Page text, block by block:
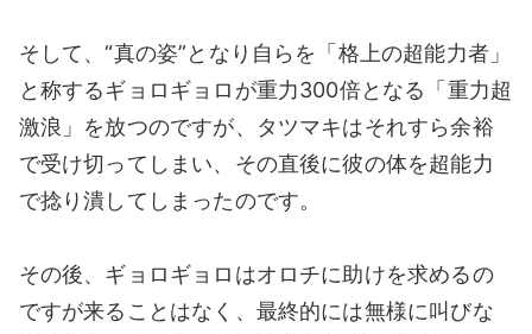
そして、“真の姿”となり自らを「格上の超能力者」
と称するギョロギョロが重力300倍となる「重力超
激浪」を放つのですが、タツマキはそれすら余裕
で受け切ってしまい、その直後に彼の体を超能力
で捻り潰してしまったのです。
その後、ギョロギョロはオロチに助けを求めるの
ですが来ることはなく、最終的には無様に叫びな